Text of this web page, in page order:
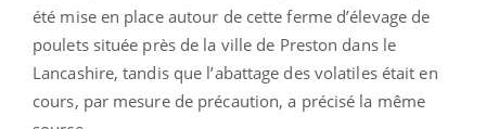
été mise en place autour de cette ferme d’élevage de
poulets située près de la ville de Preston dans le
Lancashire, tandis que l’abattage des volatiles était en
cours, par mesure de précaution, a précisé la même